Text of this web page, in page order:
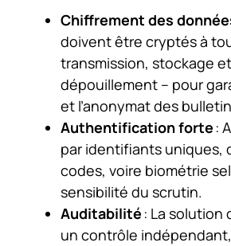
Chiffrement des
doivent être cryptés à
transmission, stockage et
dépouillement – pour
et l’anonymat des
Authentification forte :
par identifiants uniques,
codes, voire biométrie
sensibilité du scrutin.
Auditabilité : La solution
un contrôle